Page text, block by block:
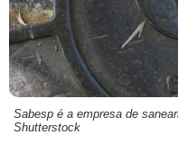
Sabesp é a empresa de
Shutterstock